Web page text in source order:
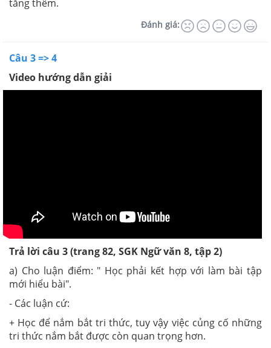
tăng thêm.
Đánh giá:
Câu 3 => 4
Video hướng dẫn giải
Trả lời câu 3 (trang 82, SGK Ngữ văn 8, tập 2)
a) Cho luận điểm: " Học phải kết hợp với làm bài tập
mới hiểu bài".
- Các luận cứ:
+ Học để nắm bắt tri thức, tuy vậy việc củng cố những
tri thức nắm bắt được còn quan trọng hơn.